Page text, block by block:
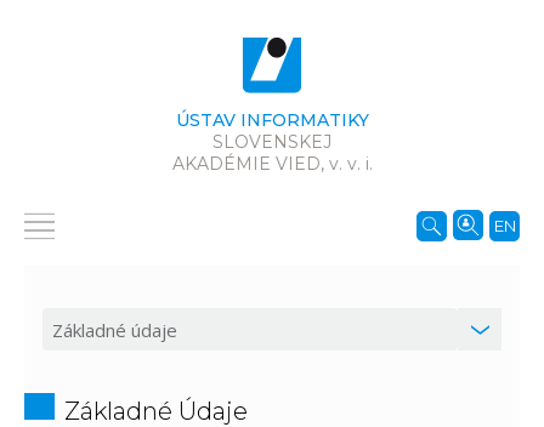
ÚSTAV INFORMATIKY
SLOVENSKEJ
AKADÉMIE VIED, v. v. i.
EN
Základné Údaje